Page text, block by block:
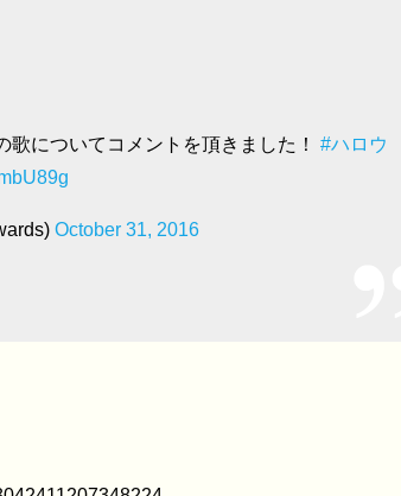
についてコメントを頂きました！ #ハロウ
October 31, 2016